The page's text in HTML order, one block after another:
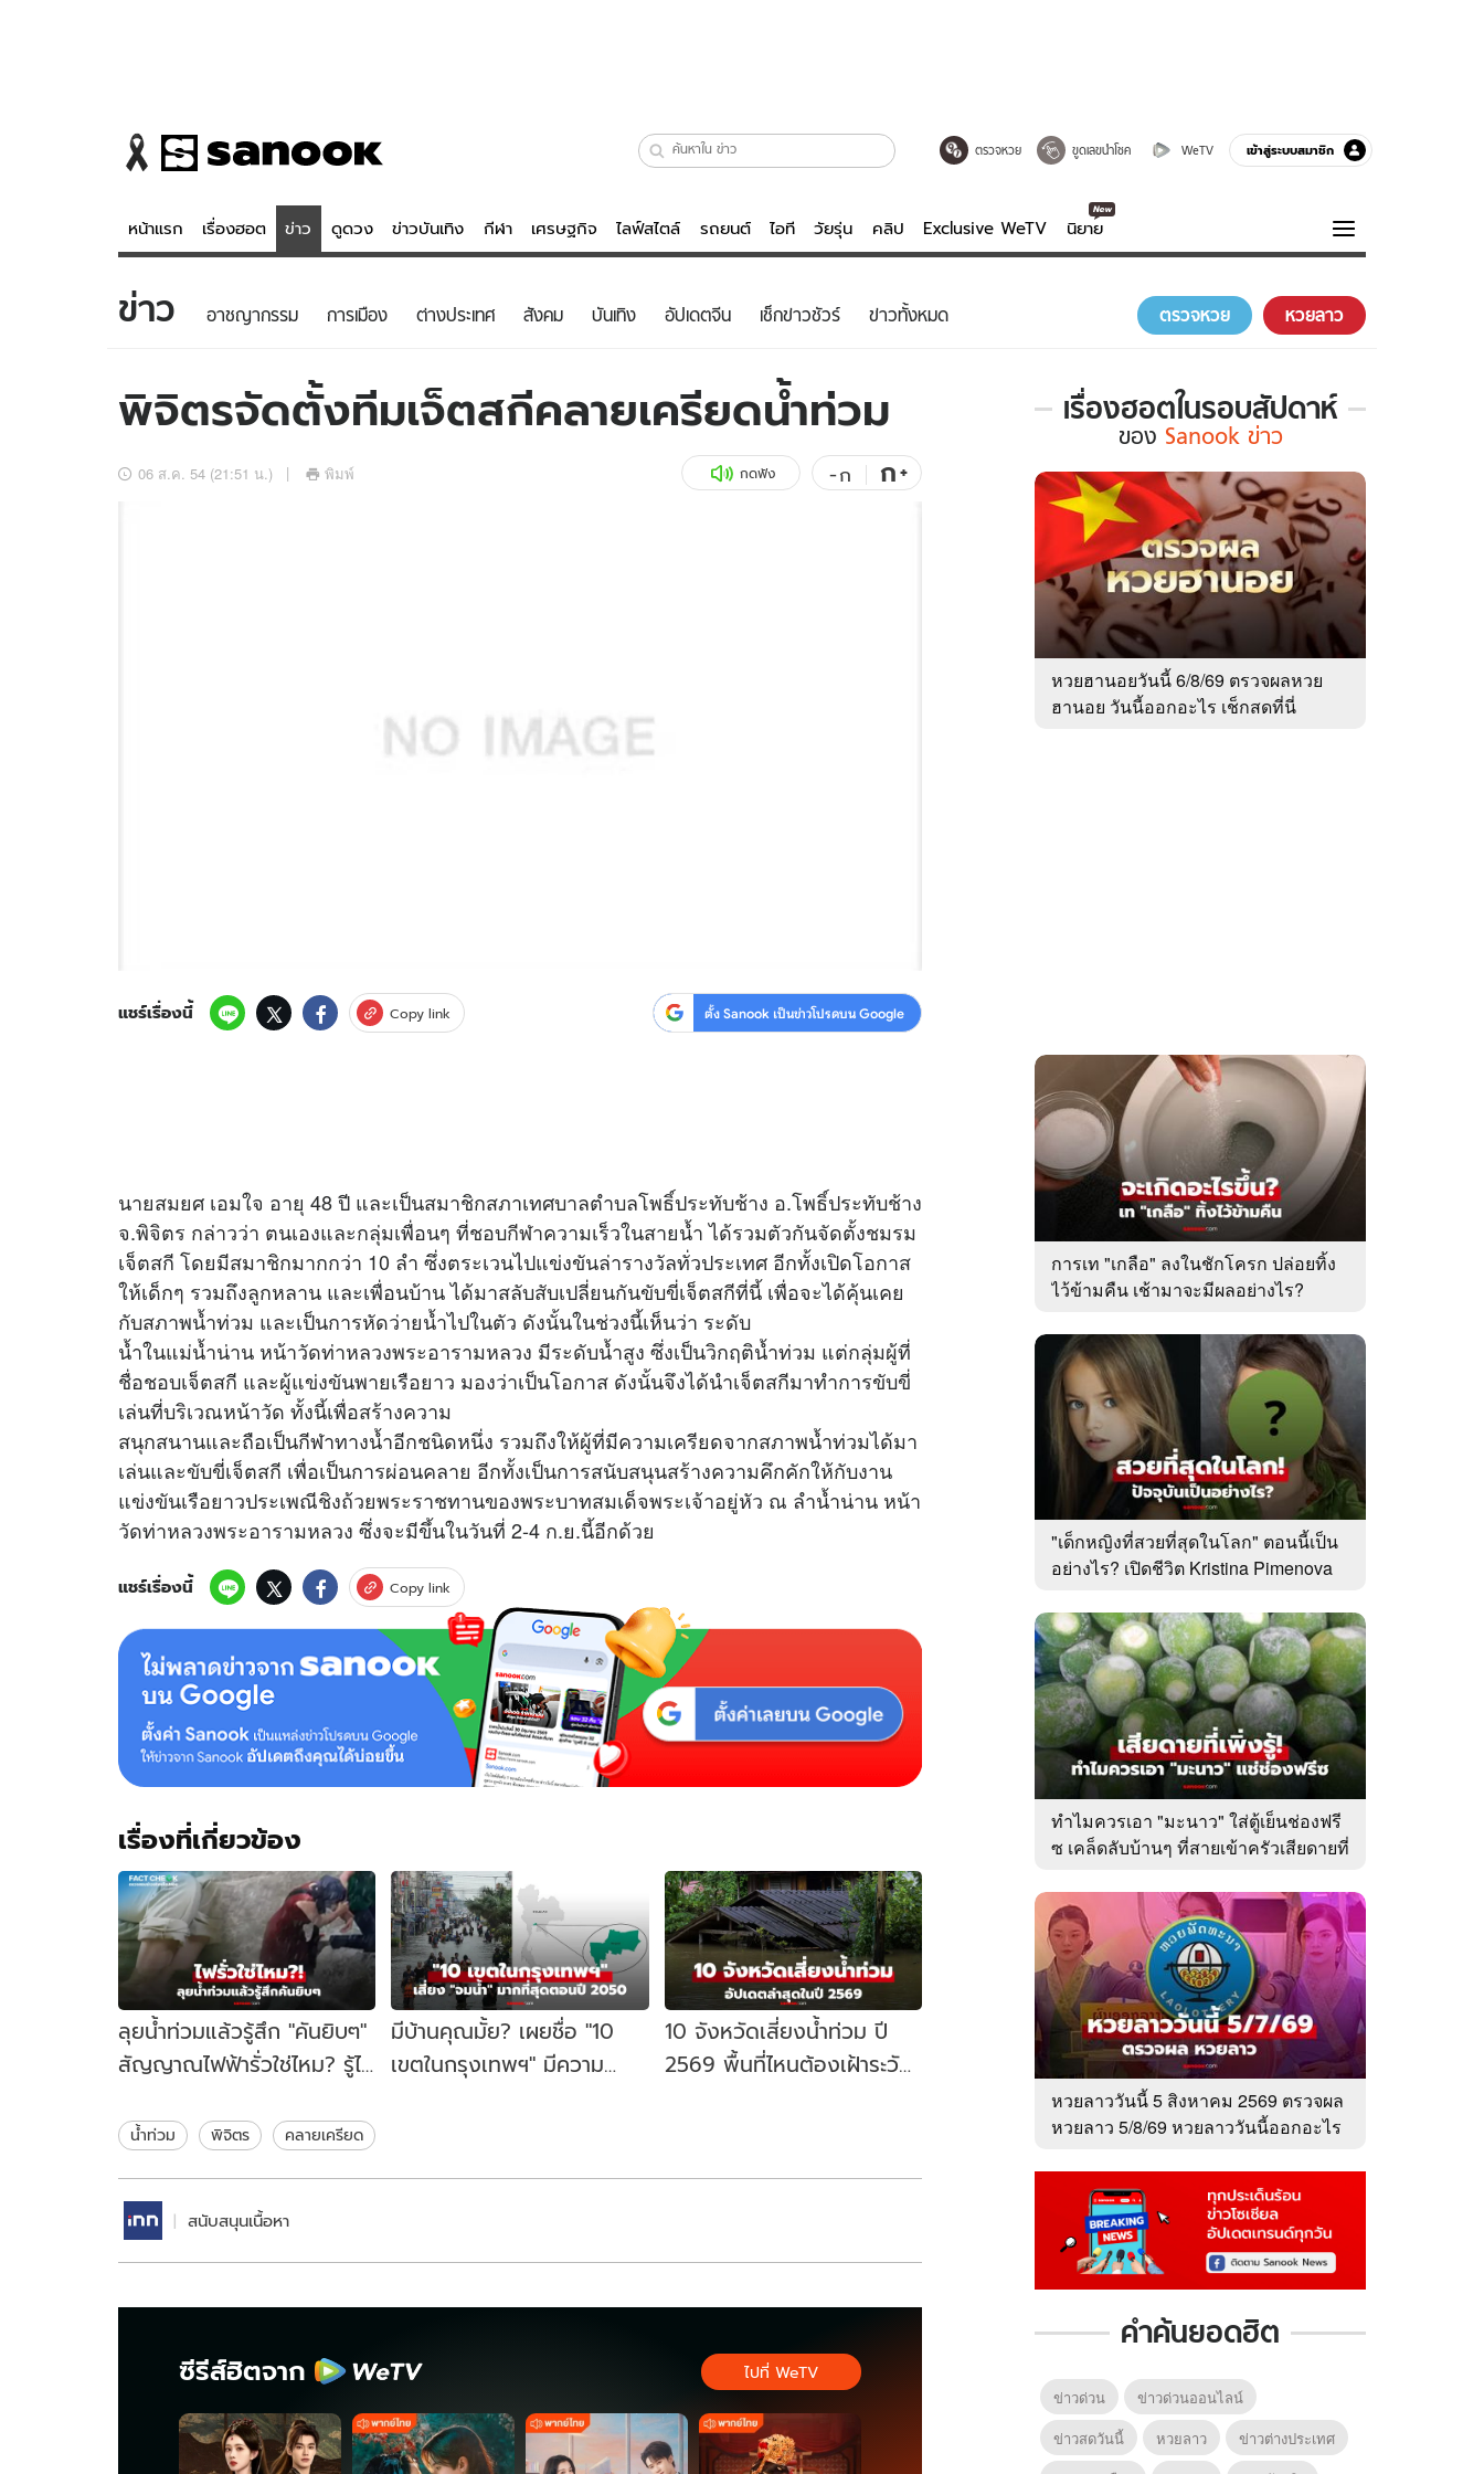
ตรวจหวย ขูดเลขนำโชค WeTV เข้าสู่ระบบสมาชิก
หน้าแรก เรื่องฮอต ข่าว ดูดวง ข่าวบันเทิง กีฬา เศรษฐกิจ ไลฟ์สไตล์ รถยนต์ ไอที วัยรุ่น คลิป Exclusive WeTV นิยาย
ข่าว
ข่าวบันเทิง
ดูดวง - ตรวจหวย
สถิติหวยไทย
ไลฟ์สไตล์
วัยรุ่น
รถยนต์
บันเทิงครบรส
คลิป
พอดแคสต์
ความรู้รอบตัว
ฮาวทู
ติดตามสนุกโซเชียลได้ที่
ข่าว อาชญากรรม การเมือง ต่างประเทศ สังคม บันเทิง อัปเดตจีน เช็กข่าวชัวร์ ข่าวทั้งหมด ตรวจหวย หวยลาว
พิจิตรจัดตั้งทีมเจ็ตสกีคลายเครียดน้ำท่วม
06 ส.ค. 54 (21:51 น.) พิมพ์ กดฟัง -ก ก+
แชร์เรื่องนี้ Copy link ตั้ง Sanook เป็นข่าวโปรดบน Google
นายสมยศ เอมใจ อายุ 48 ปี และเป็นสมาชิกสภาเทศบาลตำบลโพธิ์ประทับช้าง อ.โพธิ์ประทับช้าง
จ.พิจิตร กล่าวว่า ตนเองและกลุ่มเพื่อนๆ ที่ชอบกีฬาความเร็วในสายน้ำ ได้รวมตัวกันจัดตั้งชมรม
เจ็ตสกี โดยมีสมาชิกมากกว่า 10 ลำ ซึ่งตระเวนไปแข่งขันล่ารางวัลทั่วประเทศ อีกทั้งเปิดโอกาส
ให้เด็กๆ รวมถึงลูกหลาน และเพื่อนบ้าน ได้มาสลับสับเปลี่ยนกันขับขี่เจ็ตสกีที่นี้ เพื่อจะได้คุ้นเคย
กับสภาพน้ำท่วม และเป็นการหัดว่ายน้ำไปในตัว ดังนั้นในช่วงนี้เห็นว่า ระดับ
น้ำในแม่น้ำน่าน หน้าวัดท่าหลวงพระอารามหลวง มีระดับน้ำสูง ซึ่งเป็นวิกฤติน้ำท่วม แต่กลุ่มผู้ที่
ชื่อชอบเจ็ตสกี และผู้แข่งขันพายเรือยาว มองว่าเป็นโอกาส ดังนั้นจึงได้นำเจ็ตสกีมาทำการขับขี่
เล่นที่บริเวณหน้าวัด ทั้งนี้เพื่อสร้างความ
สนุกสนานและถือเป็นกีฬาทางน้ำอีกชนิดหนึ่ง รวมถึงให้ผู้ที่มีความเครียดจากสภาพน้ำท่วมได้มา
เล่นและขับขี่เจ็ตสกี เพื่อเป็นการผ่อนคลาย อีกทั้งเป็นการสนับสนุนสร้างความคึกคักให้กับงาน
แข่งขันเรือยาวประเพณีชิงถ้วยพระราชทานของพระบาทสมเด็จพระเจ้าอยู่หัว ณ ลำน้ำน่าน หน้า
วัดท่าหลวงพระอารามหลวง ซึ่งจะมีขึ้นในวันที่ 2-4 ก.ย.นี้อีกด้วย
แชร์เรื่องนี้ Copy link
เรื่องที่เกี่ยวข้อง
ลุยน้ำท่วมแล้วรู้สึก "คันยิบๆ"
สัญญาณไฟฟ้ารั่วใช่ไหม? รู้ไว้
มีบ้านคุณมั้ย? เผยชื่อ "10
เขตในกรุงเทพฯ" มีความ
10 จังหวัดเสี่ยงน้ำท่วม ปี
2569 พื้นที่ไหนต้องเฝ้าระวัง
น้ำท่วม พิจิตร คลายเครียด
สนับสนุนเนื้อหา
ซีรีส์ฮิตจาก ไปที่ WeTV
เรื่องฮอตในรอบสัปดาห์
เรื่อง
ใน
รอบ
สัปดาห์
Sanook
ข่าว
ของ Sanook ข่าว
หวยฮานอยวันนี้ 6/8/69 ตรวจผลหวย
ฮานอย วันนี้ออกอะไร เช็กสดที่นี่
การเท "เกลือ" ลงในชักโครก ปล่อยทิ้ง
ไว้ข้ามคืน เช้ามาจะมีผลอย่างไร?
"เด็กหญิงที่สวยที่สุดในโลก" ตอนนี้เป็น
อย่างไร? เปิดชีวิต Kristina Pimenova
ทำไมควรเอา "มะนาว" ใส่ตู้เย็นช่องฟรี
ซ เคล็ดลับบ้านๆ ที่สายเข้าครัวเสียดายที่
หวยลาววันนี้ 5 สิงหาคม 2569 ตรวจผล
หวยลาว 5/8/69 หวยลาววันนี้ออกอะไร
คำค้นยอดฮิต
ข่าวด่วน
ข่าวด่วนออนไลน์
ข่าวสดวันนี้
หวยลาว
ข่าวต่างประเทศ